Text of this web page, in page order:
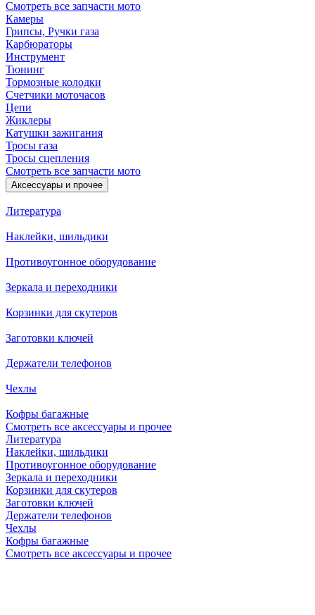
Смотреть все запчасти мото
Камеры
Грипсы, Ручки газа
Карбюраторы
Инструмент
Тюнинг
Тормозные колодки
Счетчики моточасов
Цепи
Жиклеры
Катушки зажигания
Тросы газа
Тросы сцепления
Смотреть все запчасти мото
Аксессуары и прочее
Литература
Наклейки, шильдики
Противоугонное оборудование
Зеркала и переходники
Корзинки для скутеров
Заготовки ключей
Держатели телефонов
Чехлы
Кофры багажные
Смотреть все аксессуары и прочее
Литература
Наклейки, шильдики
Противоугонное оборудование
Зеркала и переходники
Корзинки для скутеров
Заготовки ключей
Держатели телефонов
Чехлы
Кофры багажные
Смотреть все аксессуары и прочее